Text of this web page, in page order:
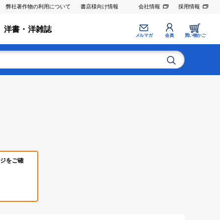
弊社著作物の利用について 書店様向け情報 会社情報 採用情報
洋書・洋雑誌
メルマガ 会員 買い物かご
をご確